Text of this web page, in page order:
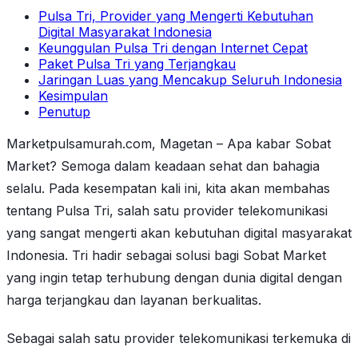
Pulsa Tri, Provider yang Mengerti Kebutuhan
Digital Masyarakat Indonesia
Keunggulan Pulsa Tri dengan Internet Cepat
Paket Pulsa Tri yang Terjangkau
Jaringan Luas yang Mencakup Seluruh Indonesia
Kesimpulan
Penutup
Marketpulsamurah.com, Magetan – Apa kabar Sobat
Market? Semoga dalam keadaan sehat dan bahagia
selalu. Pada kesempatan kali ini, kita akan membahas
tentang Pulsa Tri, salah satu provider telekomunikasi
yang sangat mengerti akan kebutuhan digital masyarakat
Indonesia. Tri hadir sebagai solusi bagi Sobat Market
yang ingin tetap terhubung dengan dunia digital dengan
harga terjangkau dan layanan berkualitas.
Sebagai salah satu provider telekomunikasi terkemuka di